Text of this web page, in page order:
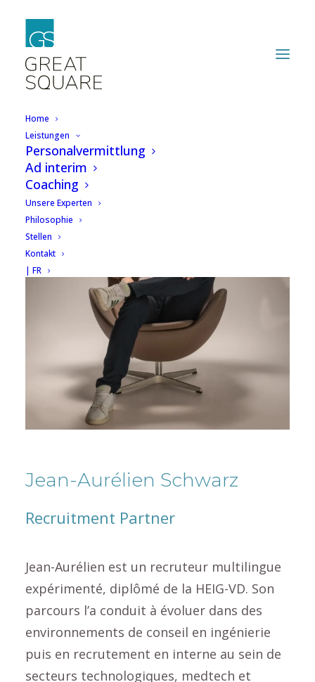
Home
Leistungen
Personalvermittlung
Ad interim
Coaching
Unsere Experten
Philosophie
Stellen
Kontakt
| FR
Jean-Aurélien Schwarz
Recruitment Partner
Jean-Aurélien est un recruteur multilingue
expérimenté, diplômé de la HEIG-VD. Son
parcours l’a conduit à évoluer dans des
environnements de conseil en ingénierie
puis en recrutement en interne au sein de
secteurs technologiques, medtech et